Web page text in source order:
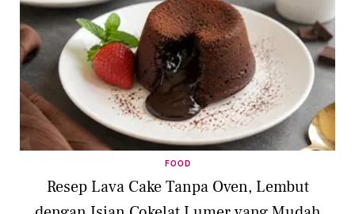
FOOD
Resep Lava Cake Tanpa Oven, Lembut